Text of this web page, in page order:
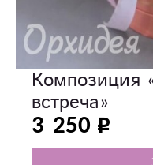
Композиция
встреча»‎
3 250